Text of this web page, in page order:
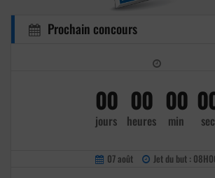
Prochain concours
00
jours
00
heures
00
min sec
07 août Jet du but :